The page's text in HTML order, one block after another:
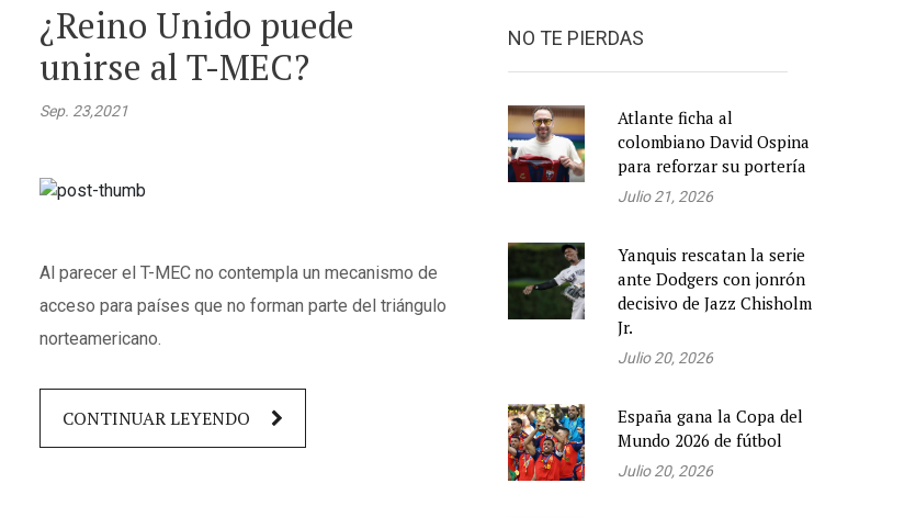
¿Reino Unido puede
unirse al T-MEC?
Sep. 23,2021
Al parecer el T-MEC no contempla un mecanismo de
acceso para países que no forman parte del triángulo
norteamericano.
CONTINUAR LEYENDO
NO TE PIERDAS
Atlante ficha al
colombiano David Ospina
para reforzar su portería
Julio 21, 2026
Yanquis rescatan la serie
ante Dodgers con jonrón
decisivo de Jazz Chisholm
Jr.
Julio 20, 2026
España gana la Copa del
Mundo 2026 de fútbol
Julio 20, 2026